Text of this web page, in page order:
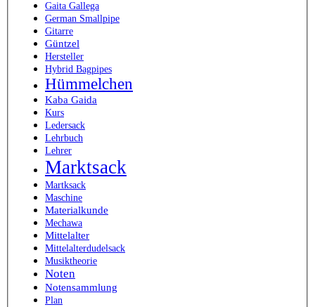
Gaita Gallega
German Smallpipe
Gitarre
Güntzel
Hersteller
Hybrid Bagpipes
Hümmelchen
Kaba Gaida
Kurs
Ledersack
Lehrbuch
Lehrer
Marktsack
Martksack
Maschine
Materialkunde
Mechawa
Mittelalter
Mittelalterdudelsack
Musiktheorie
Noten
Notensammlung
Plan